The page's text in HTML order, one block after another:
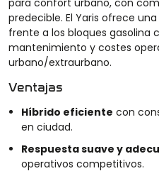
para confort urbano, con
predecible. El Yaris ofrece
frente a los bloques gasolina
mantenimiento y costes
urbano/extraurbano.
Ventajas
Híbrido eficiente con
en ciudad.
Respuesta suave y
operativos competitivos.